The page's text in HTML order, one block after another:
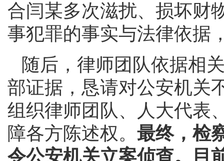
合闫某多次滋扰、损坏财
事犯罪的事实与法律依据
随后，律师团队依据相
部证据，恳请对公安机关
组织律师团队、人大代表
障各方陈述权。 最终，检
令公安机关立案侦查。目